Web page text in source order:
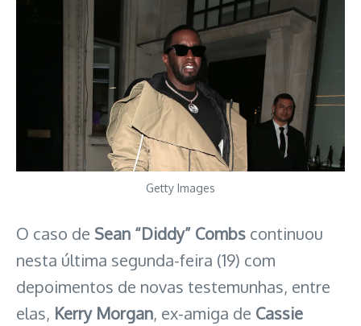
Getty Images
O caso de Sean “Diddy” Combs continuou
nesta última segunda-feira (19) com
depoimentos de novas testemunhas, entre
elas, Kerry Morgan, ex-amiga de Cassie